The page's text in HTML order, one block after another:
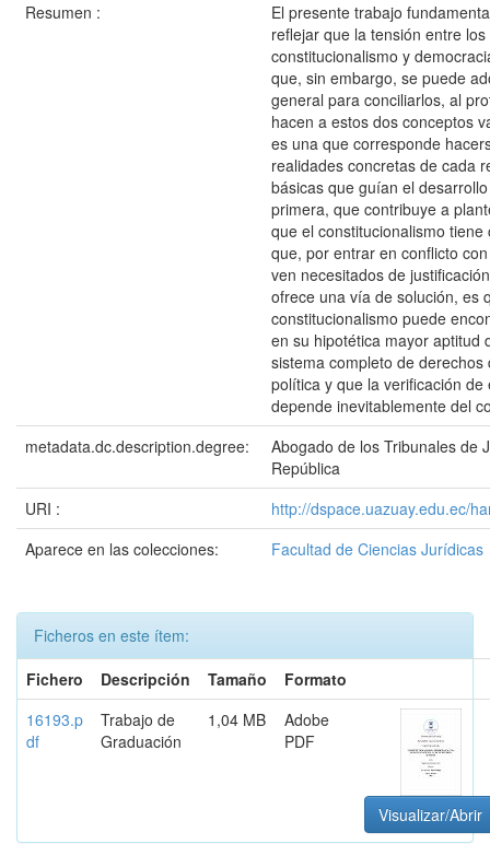
Resumen :
El presente trabajo
reflejar que la tensión entre
constitucionalismo y
que, sin embargo, se puede
general para conciliarlos, al
hacen a estos dos conceptos
es una que corresponde
realidades concretas de cada
básicas que guían el
primera, que contribuye a
que el constitucionalismo
que, por entrar en conflicto
ven necesitados de
ofrece una vía de solución, es
constitucionalismo puede
en su hipotética mayor aptitud
sistema completo de
política y que la verificación de
depende inevitablemente del
metadata.dc.description.degree:
Abogado de los Tribunales de
República
URI :
http://dspace.uazuay.edu.ec/
Aparece en las colecciones:
Facultad de Ciencias Jurídicas
Ficheros en este ítem:
Fichero
Descripción Tamaño
Formato
16193.p
df
Trabajo de
Graduación
1,04 MB
Adobe
PDF
Visualizar/Abrir